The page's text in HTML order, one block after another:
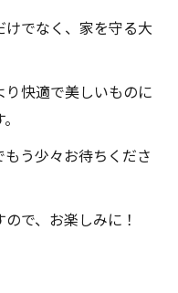
でなく、家を守る大
快適で美しいものに
う少々お待ちくださ
で、お楽しみに！